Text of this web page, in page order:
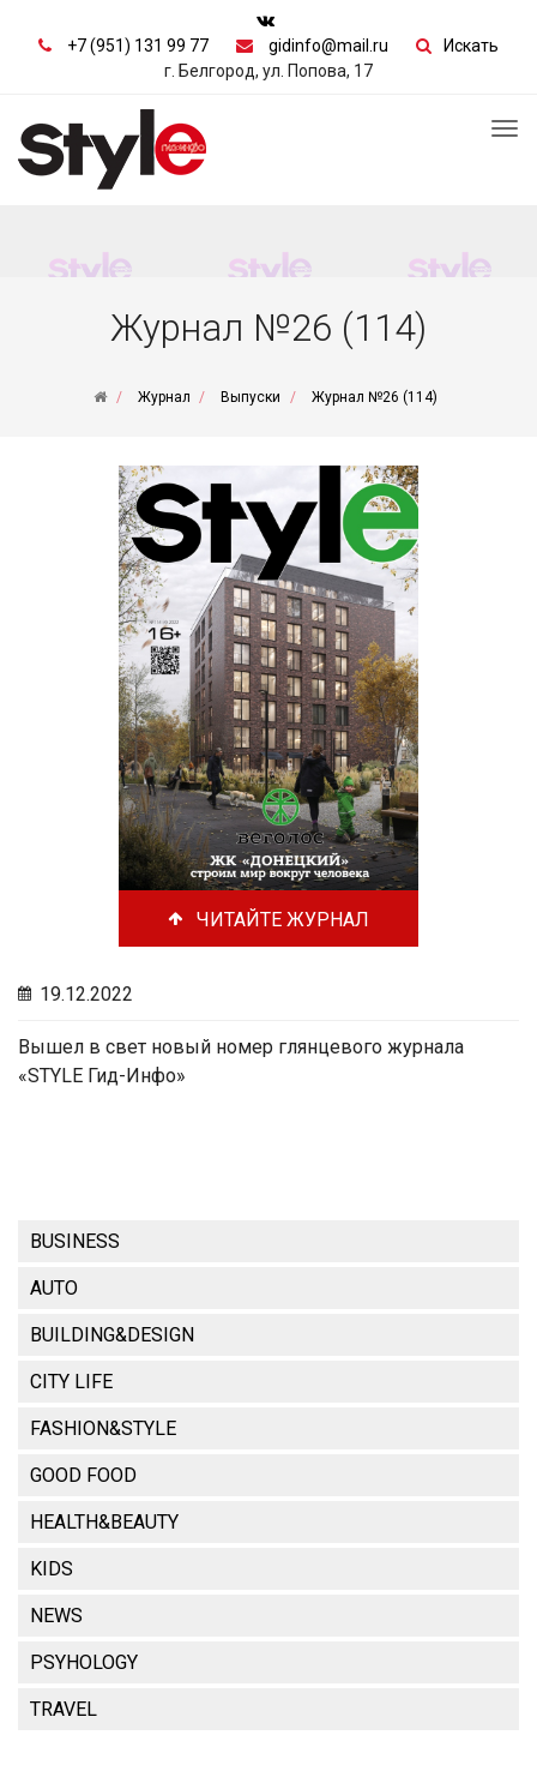
+7 (951) 131 99 77 gidinfo@mail.ru
Искать
г. Белгород, ул. Попова, 17
Журнал №26 (114)
Журнал Выпуски Журнал №26 (114)
ЧИТАЙТЕ ЖУРНАЛ
19.12.2022
Вышел в свет новый номер глянцевого журнала
«STYLE Гид-Инфо»
BUSINESS
AUTO
BUILDING&DESIGN
CITY LIFE
FASHION&STYLE
GOOD FOOD
HEALTH&BEAUTY
KIDS
NEWS
PSYHOLOGY
TRAVEL